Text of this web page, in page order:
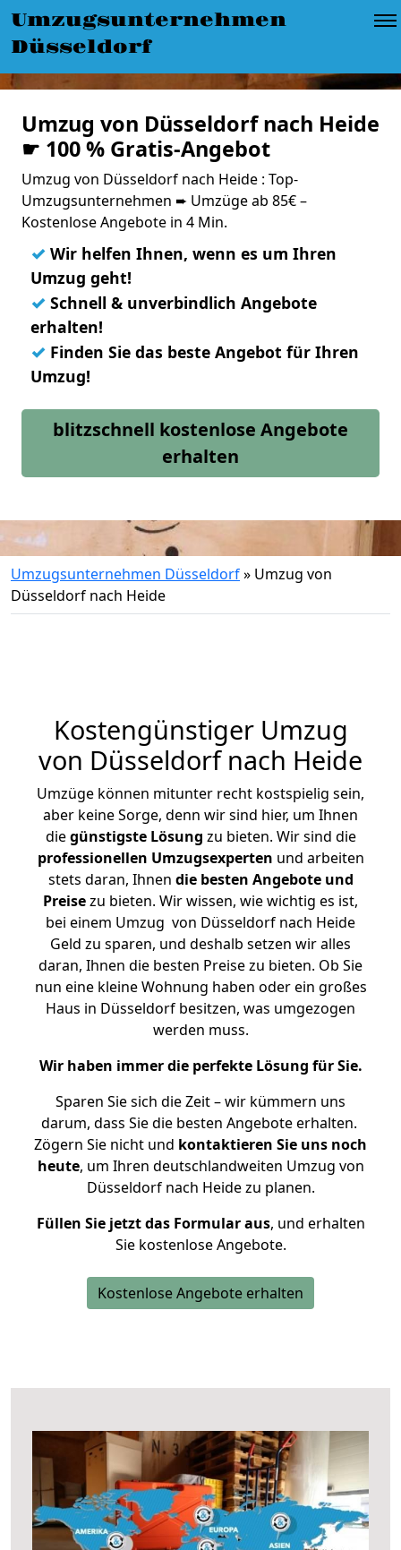
Umzugsunternehmen
Düsseldorf
Umzug von Düsseldorf nach Heide
☛ 100 % Gratis-Angebot
Umzug von Düsseldorf nach Heide : Top-
Umzugsunternehmen ➨ Umzüge ab 85€ –
Kostenlose Angebote in 4 Min.
✓ Wir helfen Ihnen, wenn es um Ihren
Umzug geht!
✓ Schnell & unverbindlich Angebote
erhalten!
✓ Finden Sie das beste Angebot für Ihren
Umzug!
blitzschnell kostenlose Angebote
erhalten
Umzugsunternehmen Düsseldorf» Umzug von
Düsseldorf nach Heide
Kostengünstiger Umzug
von Düsseldorf nach Heide
Umzüge können mitunter recht kostspielig sein,
aber keine Sorge, denn wir sind hier, um Ihnen
diegünstigste Lösung zu bieten. Wir sind die
professionellen Umzugsexperten und arbeiten
stets daran, Ihnen die besten Angebote und
Preisezu bieten. Wir wissen, wie wichtig es ist,
bei einem Umzug von Düsseldorf nach Heide
Geld zu sparen, und deshalb setzen wir alles
daran, Ihnen die besten Preise zu bieten. Ob Sie
nun eine kleine Wohnung haben oder ein großes
Haus in Düsseldorf besitzen, was umgezogen
werden muss.
Wir haben immer die perfekte Lösung für Sie.
Sparen Sie sich die Zeit – wir kümmern uns
darum, dass Sie die besten Angebote erhalten.
Zögern Sie nicht und kontaktieren Sie uns noch
heute, um Ihren deutschlandweiten Umzug von
Düsseldorf nach Heide zu planen.
Füllen Sie jetzt das Formular aus, und erhalten
Sie kostenlose Angebote.
Kostenlose Angebote erhalten